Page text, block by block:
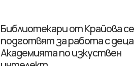
Библиотекари от Крайова се
подготвят за работа с
Академията по изкуствен